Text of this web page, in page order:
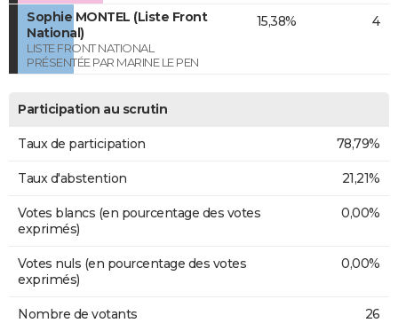
Sophie MONTEL (Liste Front
National)
LISTE FRONT NATIONAL
PRÉSENTÉE PAR MARINE LE PEN
15,38% 4
Participation au scrutin
Taux de participation 78,79%
Taux d'abstention 21,21%
Votes blancs (en pourcentage des votes
exprimés)
0,00%
Votes nuls (en pourcentage des votes
exprimés)
0,00%
Nombre de votants 26